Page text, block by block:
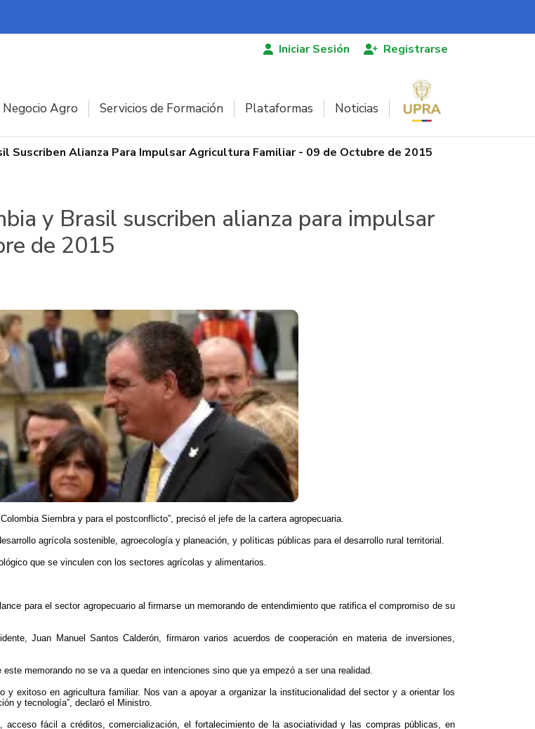
Iniciar Sesión Registrarse
Negocio Agro Servicios de Formación Plataformas Noticias
Suscriben Alianza Para Impulsar Agricultura Familiar - 09 de Octubre de 2015
y Brasil suscriben alianza para impulsar
de 2015
Siembra y para el postconflicto”, precisó el jefe de la cartera agropecuaria.
agrícola sostenible, agroecología y planeación, y políticas públicas para el desarrollo rural territorial.
que se vinculen con los sectores agrícolas y alimentarios.
para el sector agropecuario al firmarse un memorando de entendimiento que ratifica el compromiso de su
Juan Manuel Santos Calderón, firmaron varios acuerdos de cooperación en materia de inversiones,
memorando no se va a quedar en intenciones sino que ya empezó a ser una realidad.
exitoso en agricultura familiar. Nos van a apoyar a organizar la institucionalidad del sector y a orientar los
y tecnología”, declaró el Ministro.
acceso fácil a créditos, comercialización, el fortalecimiento de la asociatividad y las compras públicas, en